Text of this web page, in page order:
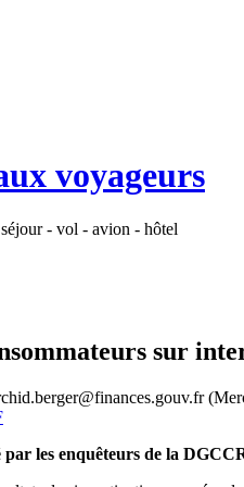
voyageurs
- vol - avion - hôtel
sur
les enquêteurs de la